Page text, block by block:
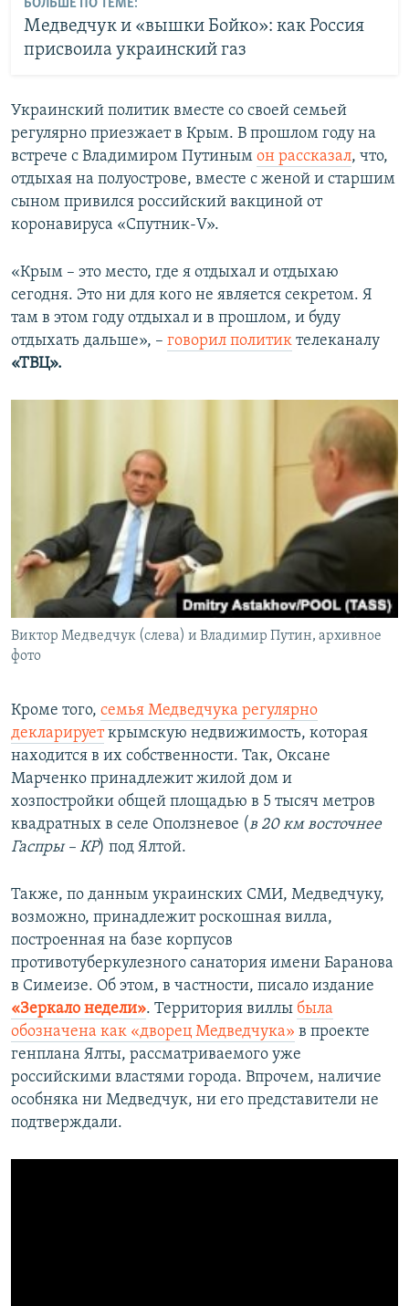
БОЛЬШЕ ПО ТЕМЕ:
Медведчук и «вышки Бойко»: как Россия
присвоила украинский газ
Украинский политик вместе со своей семьей
регулярно приезжает в Крым. В прошлом году на
встрече с Владимиром Путиным он рассказал, что,
отдыхая на полуострове, вместе с женой и старшим
сыном привился российский вакциной от
коронавируса «Спутник-V».
«Крым – это место, где я отдыхал и отдыхаю
сегодня. Это ни для кого не является секретом. Я
там в этом году отдыхал и в прошлом, и буду
отдыхать дальше», – говорил политик телеканалу
«ТВЦ».
Виктор Медведчук (слева) и Владимир Путин, архивное
фото
Кроме того, семья Медведчука регулярно
декларируеткрымскую недвижимость, которая
находится в их собственности. Так, Оксане
Марченко принадлежит жилой дом и
хозпостройки общей площадью в 5 тысяч метров
квадратных в селе Оползневое (в 20 км восточнее
Гаспры – КР) под Ялтой.
Также, по данным украинских СМИ, Медведчуку,
возможно, принадлежит роскошная вилла,
построенная на базе корпусов
противотуберкулезного санатория имени Баранова
в Симеизе. Об этом, в частности, писало издание
«Зеркало недели». Территория виллы была
обозначена как «дворец Медведчука» в проекте
генплана Ялты, рассматриваемого уже
российскими властями города. Впрочем, наличие
особняка ни Медведчук, ни его представители не
подтверждали.